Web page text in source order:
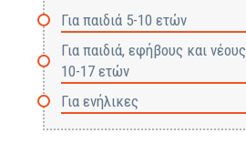
Για παιδιά 5-10 ετών
Για παιδιά, εφήβους και νέους
10-17 ετών
Για ενήλικες